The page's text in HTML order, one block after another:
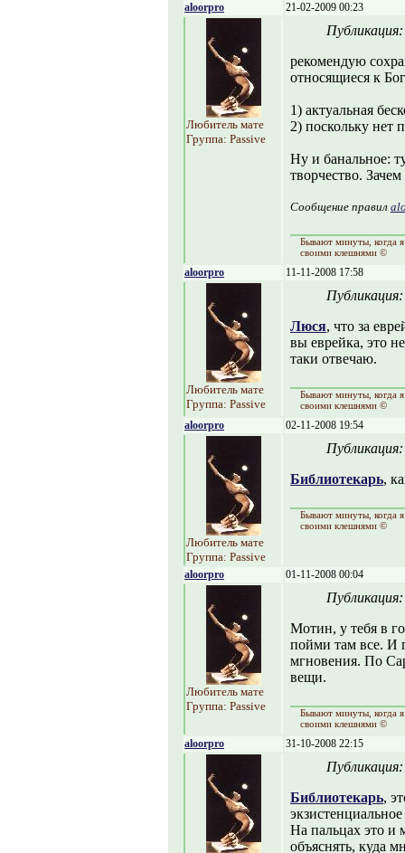
aloorpro 21-02-2009 00:23
Любитель мате
Группа: Passive
рекомендую
относящиеся к
1) актуальная
2) поскольку нет
Ну и банальное:
творчество.
Сообщение правил
Бывают минуты, когда
своими клешнями ©
aloorpro 11-11-2008 17:58
Любитель мате
Группа: Passive
Люся, что за
вы еврейка, это
таки отвечаю.
Бывают минуты, когда
своими клешнями ©
aloorpro 02-11-2008 19:54
Любитель мате
Группа: Passive
Библиотекарь,
Бывают минуты, когда
своими клешнями ©
aloorpro 01-11-2008 00:04
Любитель мате
Группа: Passive
Мотин, у тебя в
пойми там все. И
мгновения. По
вещи.
Бывают минуты, когда
своими клешнями ©
aloorpro 31-10-2008 22:15
Библиотекарь,
На пальцах это и
объяснять, куда